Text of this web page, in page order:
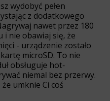
wydobyć pełen
z dodatkowego
nawet przez 180
i nie obawiaj się, że
- urządzenie zostało
microSD. To nie
obsługuje hot-
niemal bez przerwy.
umknie Ci coś